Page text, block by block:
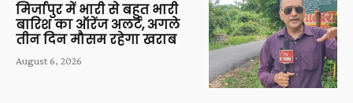
मिर्जापुर में भारी से बहुत भारी
बारिश का ऑरेंज अलर्ट, अगले
तीन दिन मौसम रहेगा खराब
August 6, 2026